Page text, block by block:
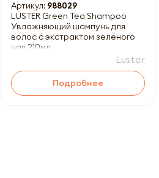
Артикул: 988029
LUSTER Green Tea Shampoo
Увлажняющий шампунь для
волос с экстрактом зелёного
чая 210мл
Luster
Подробнее